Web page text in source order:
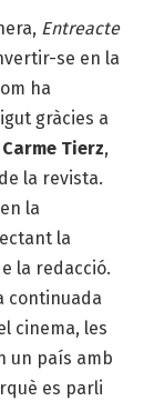
Entreacte
se en la
ha
gràcies a
Carme Tierz,
la revista.
la
la
la redacció.
continuada
cinema, les
un país amb
es parli